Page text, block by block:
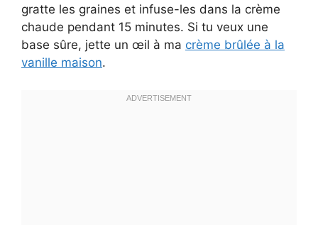
gratte les graines et infuse-les dans la crème
chaude pendant 15 minutes. Si tu veux une
base sûre, jette un œil à ma crème brûlée à la
vanille maison.